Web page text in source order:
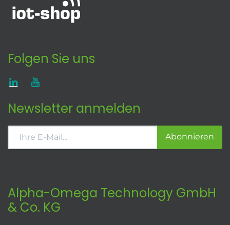
Folgen Sie uns
Newsletter anmelden
Abonnieren
Alpha-Omega Technology GmbH
& Co. KG